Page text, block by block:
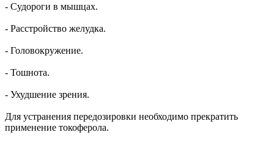
- Судороги в мышцах.
- Расстройство желудка.
- Головокружение.
- Тошнота.
- Ухудшение зрения.
Для устранения передозировки необходимо прекратить
применение токоферола.